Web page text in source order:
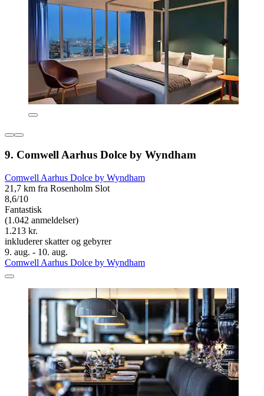
9. Comwell Aarhus Dolce by Wyndham
Comwell Aarhus Dolce by Wyndham
21,7 km fra Rosenholm Slot
8,6/10
Fantastisk
(1.042 anmeldelser)
1.213 kr.
inkluderer skatter og gebyrer
9. aug. - 10. aug.
Comwell Aarhus Dolce by Wyndham